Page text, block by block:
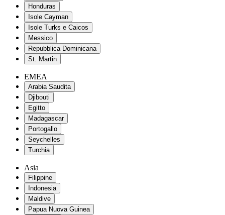
Honduras
Isole Cayman
Isole Turks e Caicos
Messico
Repubblica Dominicana
St. Martin
EMEA
Arabia Saudita
Djibouti
Egitto
Madagascar
Portogallo
Seychelles
Turchia
Asia
Filippine
Indonesia
Maldive
Papua Nuova Guinea